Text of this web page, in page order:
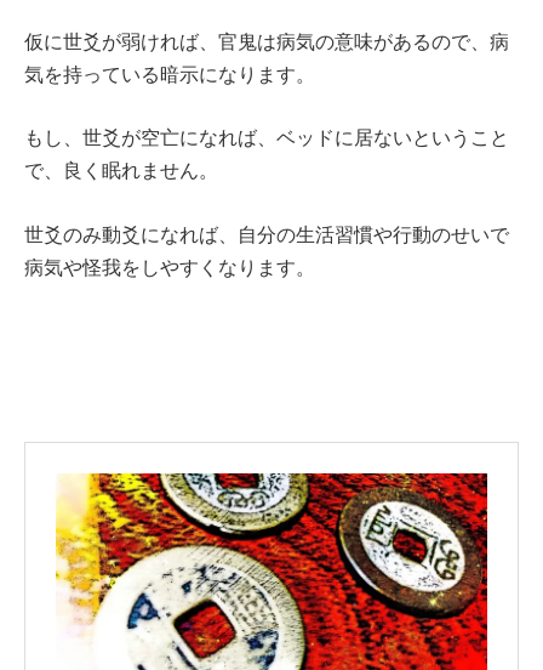
仮に世爻が弱ければ、官鬼は病気の意味があるので、病
気を持っている暗示になります。
もし、世爻が空亡になれば、ベッドに居ないということ
で、良く眠れません。
世爻のみ動爻になれば、自分の生活習慣や行動のせいで
病気や怪我をしやすくなります。